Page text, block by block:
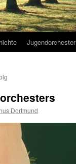
Jugendorchester
Dortmund